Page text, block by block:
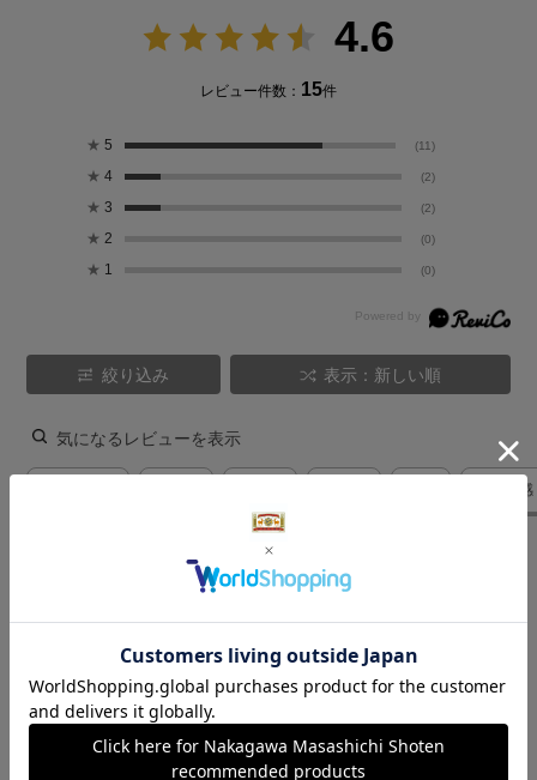
4.6
レビュー件数： 15件
★ 5 (11)
★ 4 (2)
★ 3 (2)
★ 2 (0)
★ 1 (0)
絞り込み 表示：新しい順
気になるレビューを表示
サイズ感